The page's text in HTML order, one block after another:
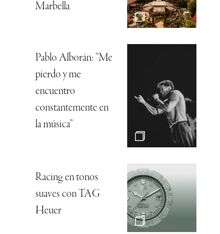
Marbella
Pablo Alborán: “Me
pierdo y me
encuentro
constantemente en
la música”
Racing en tonos
suaves con TAG
Heuer